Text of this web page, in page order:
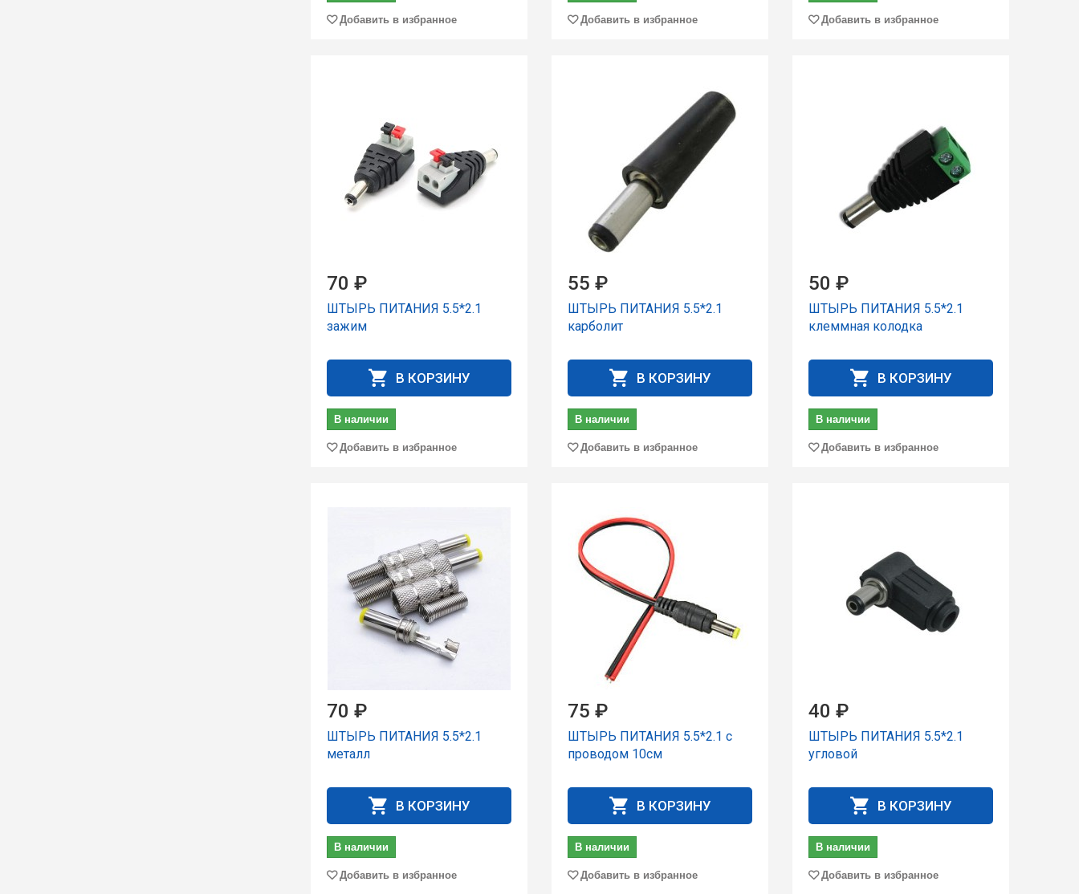
Добавить в избранное
Добавить в избранное
Добавить в избранное
70 ₽
ШТЫРЬ ПИТАНИЯ 5.5*2.1
зажим
В КОРЗИНУ
В наличии
Добавить в избранное
55 ₽
ШТЫРЬ ПИТАНИЯ 5.5*2.1
карболит
В КОРЗИНУ
В наличии
Добавить в избранное
50 ₽
ШТЫРЬ ПИТАНИЯ 5.5*2.1
клеммная колодка
В КОРЗИНУ
В наличии
Добавить в избранное
70 ₽
ШТЫРЬ ПИТАНИЯ 5.5*2.1
металл
В КОРЗИНУ
В наличии
Добавить в избранное
75 ₽
ШТЫРЬ ПИТАНИЯ 5.5*2.1 с
пpоводом 10см
В КОРЗИНУ
В наличии
Добавить в избранное
40 ₽
ШТЫРЬ ПИТАНИЯ 5.5*2.1
угловой
В КОРЗИНУ
В наличии
Добавить в избранное